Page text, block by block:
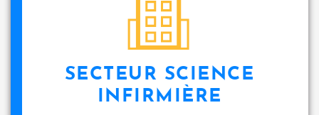
SECTEUR SCIENCE
INFIRMIÈRE